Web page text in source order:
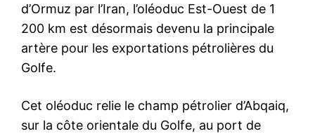
d’Ormuz par l’Iran, l’oléoduc Est-Ouest de 1
200 km est désormais devenu la principale
artère pour les exportations pétrolières du
Golfe.
Cet oléoduc relie le champ pétrolier d’Abqaiq,
sur la côte orientale du Golfe, au port de